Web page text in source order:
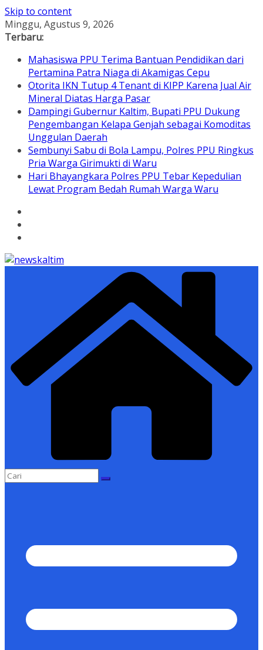
Skip to content
Minggu, Agustus 9, 2026
Terbaru:
Mahasiswa PPU Terima Bantuan Pendidikan dari
Pertamina Patra Niaga di Akamigas Cepu
Otorita IKN Tutup 4 Tenant di KIPP Karena Jual Air
Mineral Diatas Harga Pasar
Dampingi Gubernur Kaltim, Bupati PPU Dukung
Pengembangan Kelapa Genjah sebagai Komoditas
Unggulan Daerah
Sembunyi Sabu di Bola Lampu, Polres PPU Ringkus
Pria Warga Girimukti di Waru
Hari Bhayangkara Polres PPU Tebar Kepedulian
Lewat Program Bedah Rumah Warga Waru